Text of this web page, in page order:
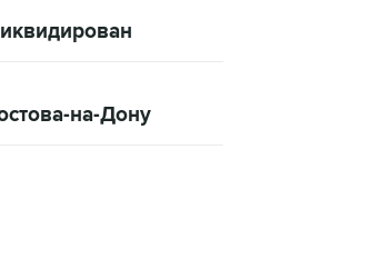
на-Дону